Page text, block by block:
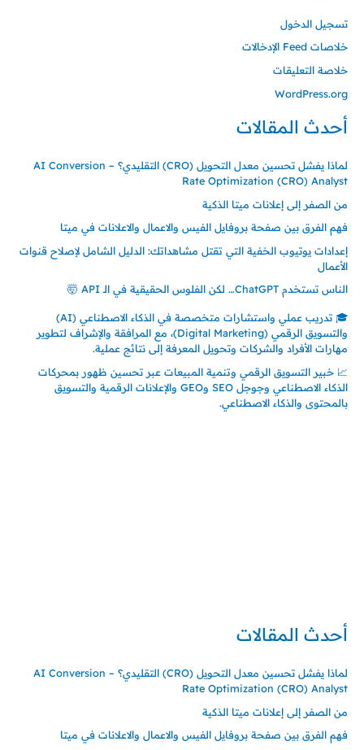
تسجيل الدخول
خلاصات Feed الإدخالات
خلاصة التعليقات
WordPress.org
أحدث المقالات
لماذا يفشل تحسين معدل التحويل (CRO) التقليدي؟ – AI Conversion
Rate Optimization (CRO) Analyst
من الصفر إلى إعلانات ميتا الذكية
فهم الفرق بين صفحة بروفايل الفيس والاعمال والاعلانات في ميتا
إعدادات يوتيوب الخفية التي تقتل مشاهداتك: الدليل الشامل لإصلاح قنوات
الأعمال
الناس تستخدم ChatGPT… لكن الفلوس الحقيقية في الـ API 🤯
🎓 تدريب عملي واستشارات متخصصة في الذكاء الاصطناعي (AI)
والتسويق الرقمي (Digital Marketing)، مع المرافقة والإشراف لتطوير
مهارات الأفراد والشركات وتحويل المعرفة إلى نتائج عملية.
📈 خبير التسويق الرقمي وتنمية المبيعات عبر تحسين ظهور بمحركات
الذكاء الاصطناعي وجوجل SEO وGEO والإعلانات الرقمية والتسويق
بالمحتوى والذكاء الاصطناعي.
أحدث المقالات
لماذا يفشل تحسين معدل التحويل (CRO) التقليدي؟ – AI Conversion
Rate Optimization (CRO) Analyst
من الصفر إلى إعلانات ميتا الذكية
فهم الفرق بين صفحة بروفايل الفيس والاعمال والاعلانات في ميتا